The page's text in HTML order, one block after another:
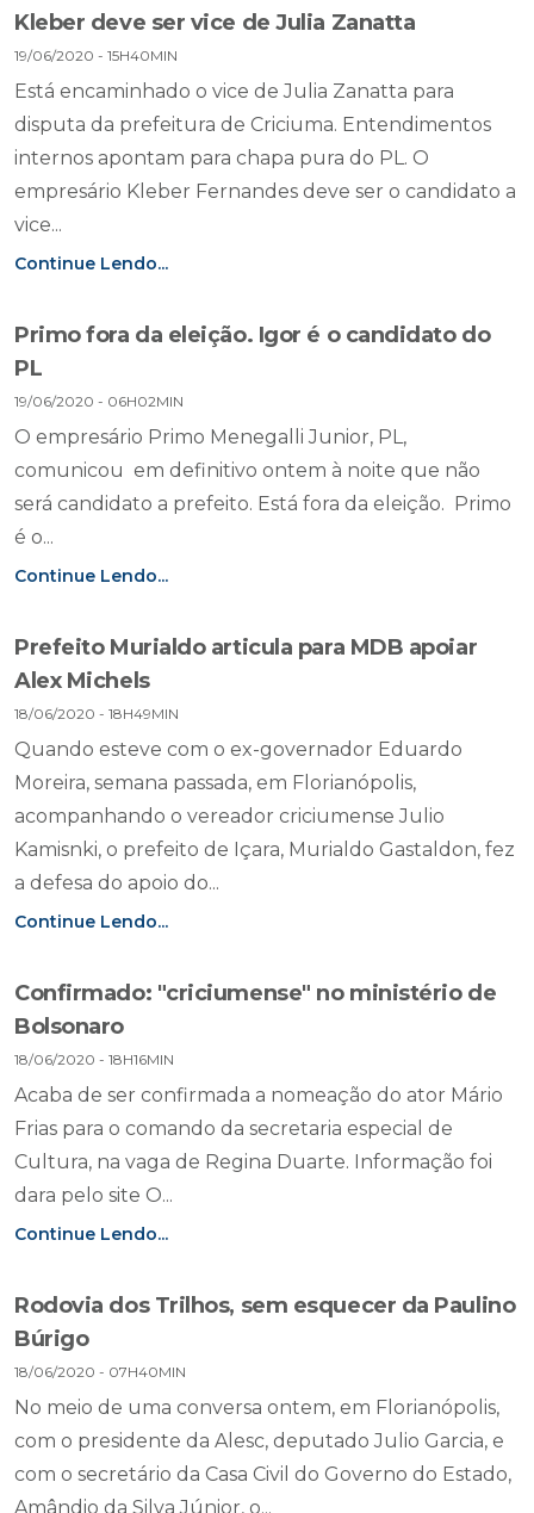
Kleber deve ser vice de Julia Zanatta
19/06/2020 - 15H40MIN
Está encaminhado o vice de Julia Zanatta para
disputa da prefeitura de Criciuma. Entendimentos
internos apontam para chapa pura do PL. O
empresário Kleber Fernandes deve ser o candidato a
vice...
Continue Lendo...
Primo fora da eleição. Igor é o candidato do
PL
19/06/2020 - 06H02MIN
O empresário Primo Menegalli Junior, PL,
comunicou em definitivo ontem à noite que não
será candidato a prefeito. Está fora da eleição. Primo
é o...
Continue Lendo...
Prefeito Murialdo articula para MDB apoiar
Alex Michels
18/06/2020 - 18H49MIN
Quando esteve com o ex-governador Eduardo
Moreira, semana passada, em Florianópolis,
acompanhando o vereador criciumense Julio
Kamisnki, o prefeito de Içara, Murialdo Gastaldon, fez
a defesa do apoio do...
Continue Lendo...
Confirmado: "criciumense" no ministério de
Bolsonaro
18/06/2020 - 18H16MIN
Acaba de ser confirmada a nomeação do ator Mário
Frias para o comando da secretaria especial de
Cultura, na vaga de Regina Duarte. Informação foi
dara pelo site O...
Continue Lendo...
Rodovia dos Trilhos, sem esquecer da Paulino
Búrigo
18/06/2020 - 07H40MIN
No meio de uma conversa ontem, em Florianópolis,
com o presidente da Alesc, deputado Julio Garcia, e
com o secretário da Casa Civil do Governo do Estado,
Amândio da Silva Júnior, o...